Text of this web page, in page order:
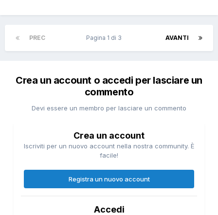
PREC AVANTI
Pagina 1 di 3
Crea un account o accedi per lasciare un
commento
Devi essere un membro per lasciare un commento
Crea un account
Iscriviti per un nuovo account nella nostra community. È
facile!
Registra un nuovo account
Accedi